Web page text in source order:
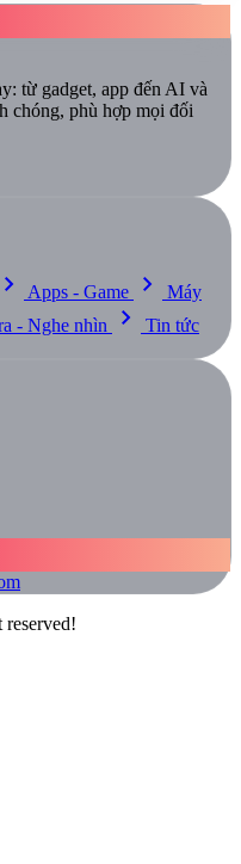
từ gadget, app đến AI và
chóng, phù hợp mọi đối
chevron_right Apps - Game chevron_right
Máy
- Nghe nhìn chevron_right
Tin tức